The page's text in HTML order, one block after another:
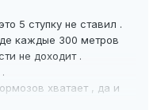
5 ступку не ставил .
каждые 300 метров
не доходит .
хватает , да и